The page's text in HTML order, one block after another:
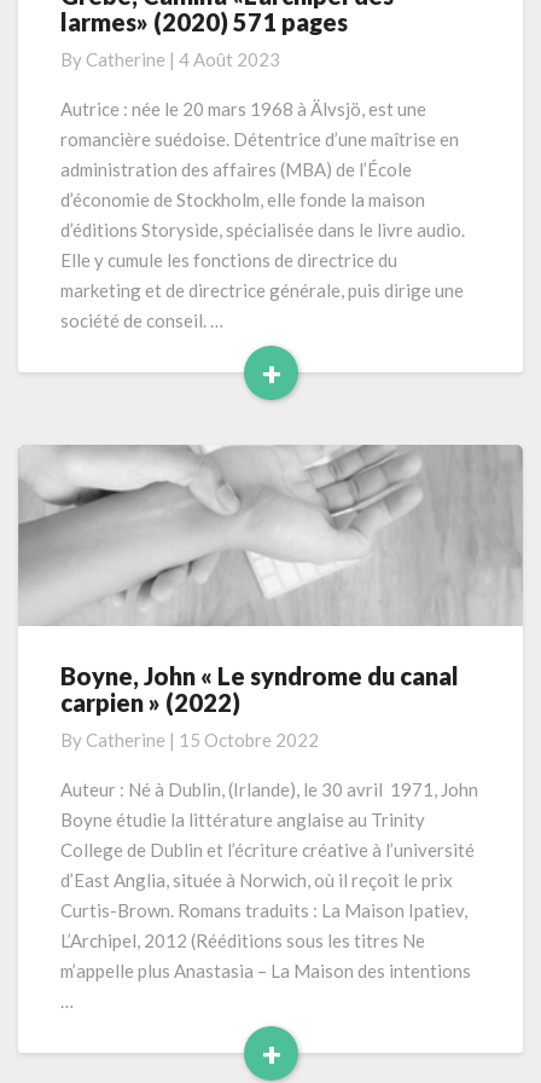
Camilla
des
larmes»
571
pages
larmes» (2020) 571 pages
By Catherine | 4 Août 2023
Autrice : née le 20 mars 1968 à Älvsjö, est une
romancière suédoise. Détentrice d’une maîtrise en
administration des affaires (MBA) de l’École
d’économie de Stockholm, elle fonde la maison
d’éditions Storyside, spécialisée dans le livre audio.
Elle y cumule les fonctions de directrice du
marketing et de directrice générale, puis dirige une
société de conseil. …
+
Read
Boyne,
John
Le
syndrome
canal
carpien
»
(2022)
Boyne, John « Le syndrome du canal
carpien » (2022)
By Catherine | 15 Octobre 2022
Auteur : Né à Dublin, (Irlande), le 30 avril 1971, John
Boyne étudie la littérature anglaise au Trinity
College de Dublin et l’écriture créative à l’université
d’East Anglia, située à Norwich, où il reçoit le prix
Curtis-Brown. Romans traduits : La Maison Ipatiev,
L’Archipel, 2012 (Rééditions sous les titres Ne
m’appelle plus Anastasia – La Maison des intentions
…
+